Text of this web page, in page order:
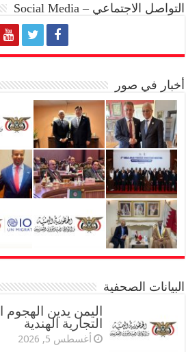
التواصل الاجتماعي – Social Media
أخبار في صور
البيانات الصحفية
اليمن يدين الهجوم
التجارية الهندية
أغسطس 5, 2026